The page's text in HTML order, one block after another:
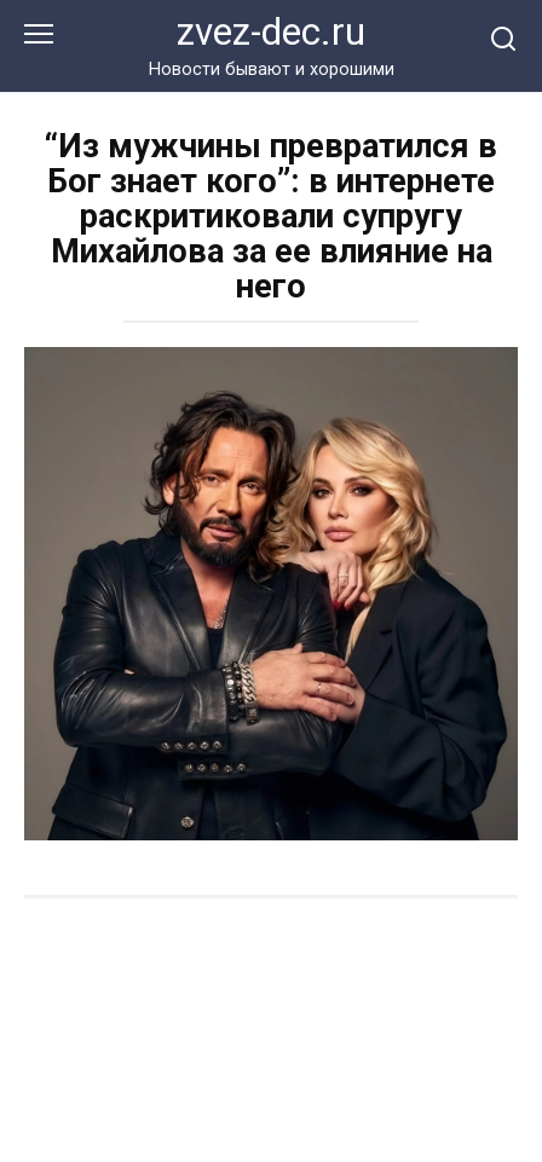
zvez-dec.ru
Новости бывают и хорошими
“Из мужчины превратился в
Бог знает кого”: в интернете
раскритиковали супругу
Михайлова за ее влияние на
него